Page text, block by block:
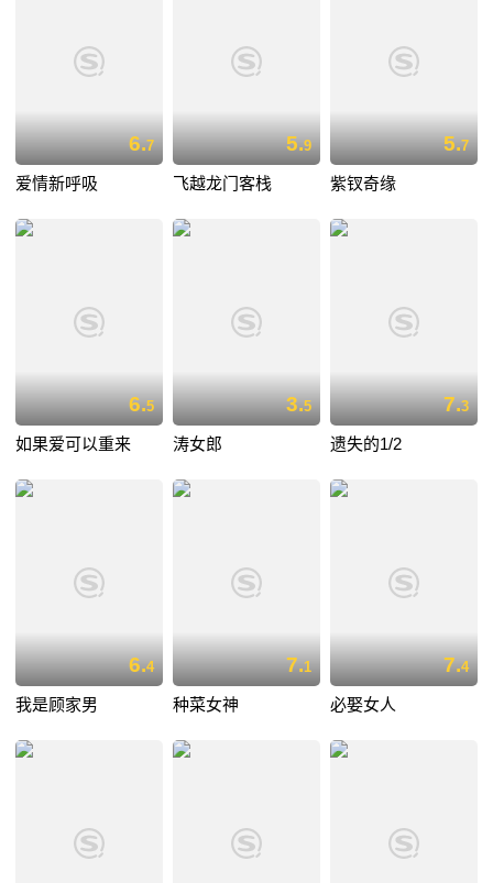
6.7
爱情新呼吸
5.9
飞越龙门客栈
5.7
紫钗奇缘
6.5
如果爱可以重来
3.5
涛女郎
7.3
遗失的1/2
6.4
我是顾家男
7.1
种菜女神
7.4
必娶女人